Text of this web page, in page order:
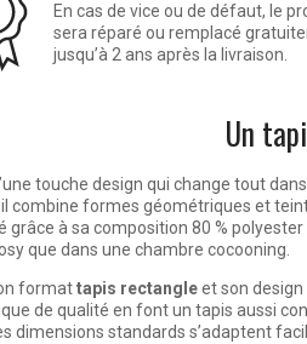
En cas de vice ou de défaut, le
sera réparé ou remplacé
jusqu’à 2 ans après la livraison.
Un
touche design qui change tout
combine formes géométriques et
grâce à sa composition 80 %
que dans une chambre cocooning.
formattapis rectangleet son
de qualité en font un tapis aussi
dimensions standards s’adaptent